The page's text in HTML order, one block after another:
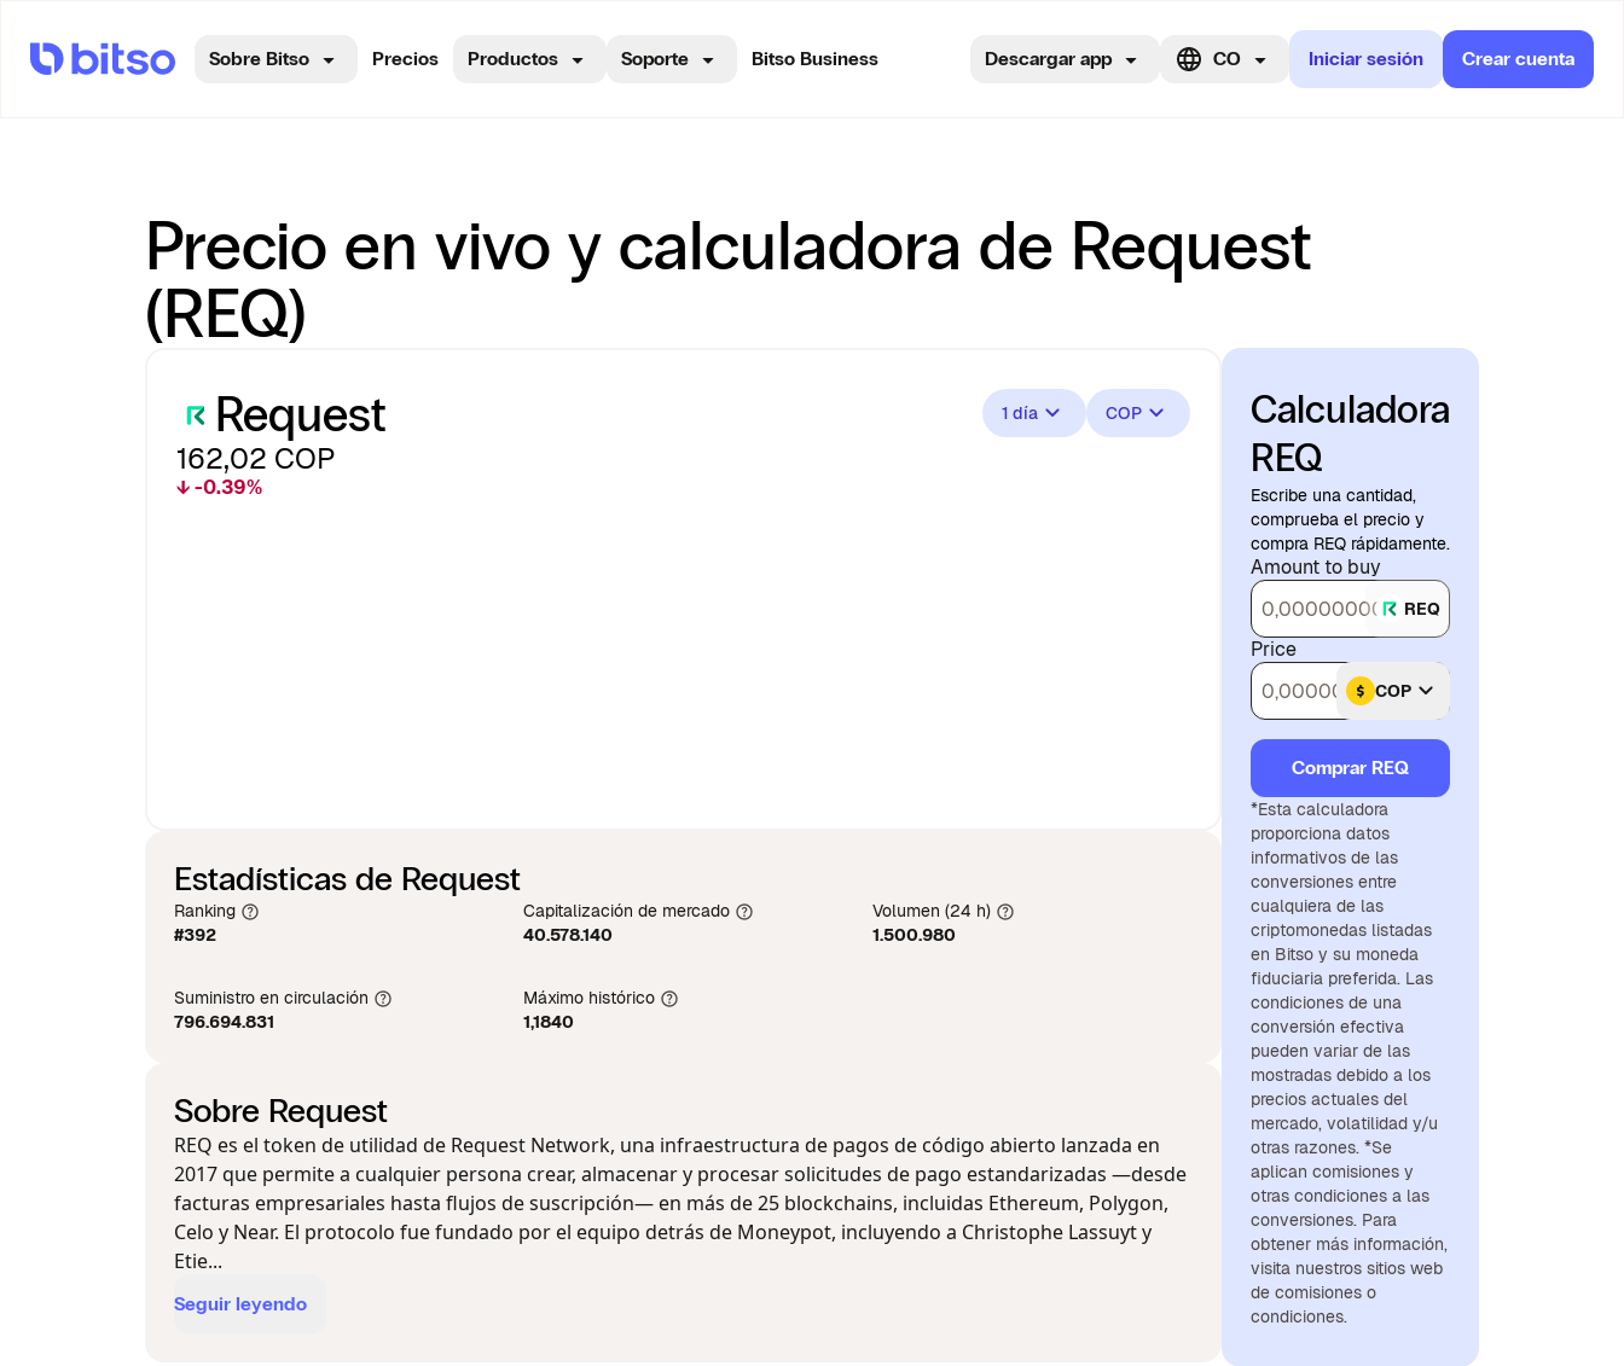
Sobre Bitso Precios Productos Soporte Bitso Business Descargar app CO Iniciar sesión Crear cuenta
Precio en vivo y calculadora de Request
(REQ)
Request
162,02 COP
↓ -0.39%
1 día COP
Estadísticas de Request
Ranking
#392
Capitalización de mercado
40.578.140
Volumen (24 h)
1.500.980
Suministro en circulación
796.694.831
Máximo histórico
1,1840
Sobre Request
REQ es el token de utilidad de Request Network, una infraestructura de pagos de código abierto lanzada en
2017 que permite a cualquier persona crear, almacenar y procesar solicitudes de pago estandarizadas —desde
facturas empresariales hasta flujos de suscripción— en más de 25 blockchains, incluidas Ethereum, Polygon,
Celo y Near. El protocolo fue fundado por el equipo detrás de Moneypot, incluyendo a Christophe Lassuyt y
Etie...
Seguir leyendo
Calculadora
REQ
Escribe una cantidad,
comprueba el precio y
compra REQ rápidamente.
Amount to buy
REQ
Price
COP
Comprar REQ
*Esta calculadora
proporciona datos
informativos de las
conversiones entre
cualquiera de las
criptomonedas listadas
en Bitso y su moneda
fiduciaria preferida. Las
condiciones de una
conversión efectiva
pueden variar de las
mostradas debido a los
precios actuales del
mercado, volatilidad y/u
otras razones. *Se
aplican comisiones y
otras condiciones a las
conversiones. Para
obtener más información,
visita nuestros sitios web
de comisiones o
condiciones.